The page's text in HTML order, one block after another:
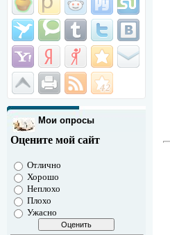
Мои опросы
Оцените мой сайт
Отлично
Хорошо
Неплохо
Плохо
Ужасно